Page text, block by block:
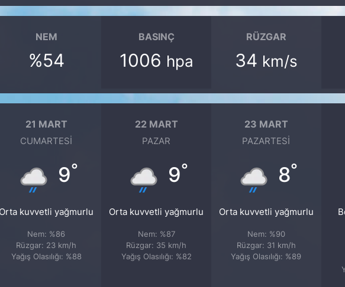
NEM
%54
BASINÇ
1006 hpa
RÜZGAR
34 km/s
21 MART
CUMARTESI
9°
Orta kuvvetli yağmurlu
Nem: %86
Rüzgar: 23 km/h
Yağış Olasılığı: %88
22 MART
PAZAR
9°
Orta kuvvetli yağmurlu
Nem: %87
Rüzgar: 35 km/h
Yağış Olasılığı: %82
23 MART
PAZARTESI
8°
Orta kuvvetli yağmurlu
Nem: %90
Rüzgar: 31 km/h
Yağış Olasılığı: %89